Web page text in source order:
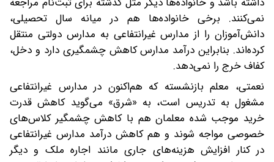
نمی‌کنند. برخی خانواده‌ها هم در میانه سال تحصیلی،
دانش‌آموزان را از مدارس غیرانتفاعی به مدارس دولتی منتقل
کرده‌اند‌. بنابراین درآمد مدارس کاهش چشمگیری دارد و دخل،
کفاف خرج را نمی‌دهد.
نعمتی، معلم بازنشسته که هم‌اکنون در مدارس غیرانتفاعی
مشغول به تدریس است، به «شرق» می‌گوید کاهش قدرت
خرید موجب شده معلمان هم با کاهش چشمگیر کلاس‌های
خصوصی مواجه شوند و هم کاهش درآمد مدارس غیرانتفاعی
در کنار افزایش هزینه‌های جاری مانند اجاره ملک و دیگر